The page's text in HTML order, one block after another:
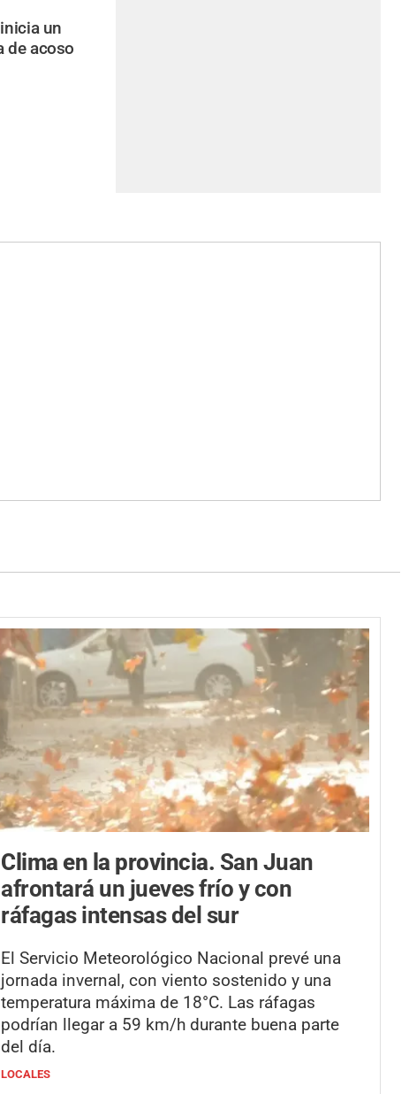
un
de acoso
Clima en la provincia. San Juan
afrontará un jueves frío y con
ráfagas intensas del sur
El Servicio Meteorológico Nacional prevé una
jornada invernal, con viento sostenido y una
temperatura máxima de 18°C. Las ráfagas
podrían llegar a 59 km/h durante buena parte
del día.
LOCALES